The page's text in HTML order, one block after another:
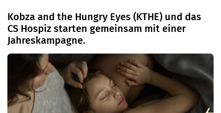
Kobza and the Hungry Eyes (KTHE) und das
CS Hospiz starten gemeinsam mit einer
Jahreskampagne.